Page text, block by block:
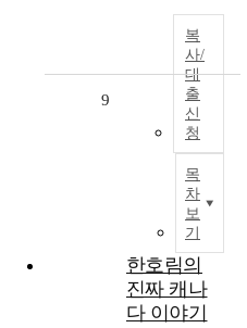
복
사/
대
출
신
청
목
차
보
기
9
한호림의
진짜 캐나
다 이야기